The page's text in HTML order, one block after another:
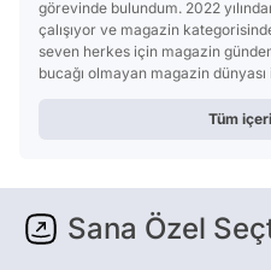
görevinde bulundum. 2022
çalışıyor ve magazin
seven herkes için magazin
bucağı olmayan magazin
Tüm
Sana Özel